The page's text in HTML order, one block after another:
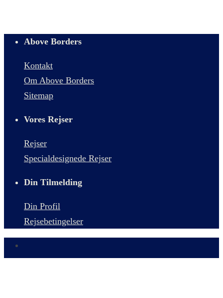
Above Borders
Kontakt
Om Above Borders
Sitemap
Vores Rejser
Rejser
Specialdesignede Rejser
Din Tilmelding
Din Profil
Rejsebetingelser